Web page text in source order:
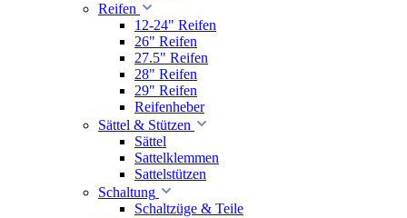
Reifen
12-24" Reifen
26" Reifen
27.5" Reifen
28" Reifen
29" Reifen
Reifenheber
Sättel & Stützen
Sättel
Sattelklemmen
Sattelstützen
Schaltung
Schaltzüge & Teile